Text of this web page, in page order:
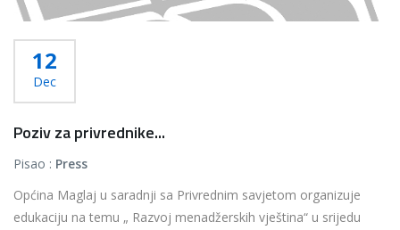
12
Dec
Poziv za privrednike...
Pisao : Press
Općina Maglaj u saradnji sa Privrednim savjetom organizuje
edukaciju na temu „ Razvoj menadžerskih vještina“ u srijedu